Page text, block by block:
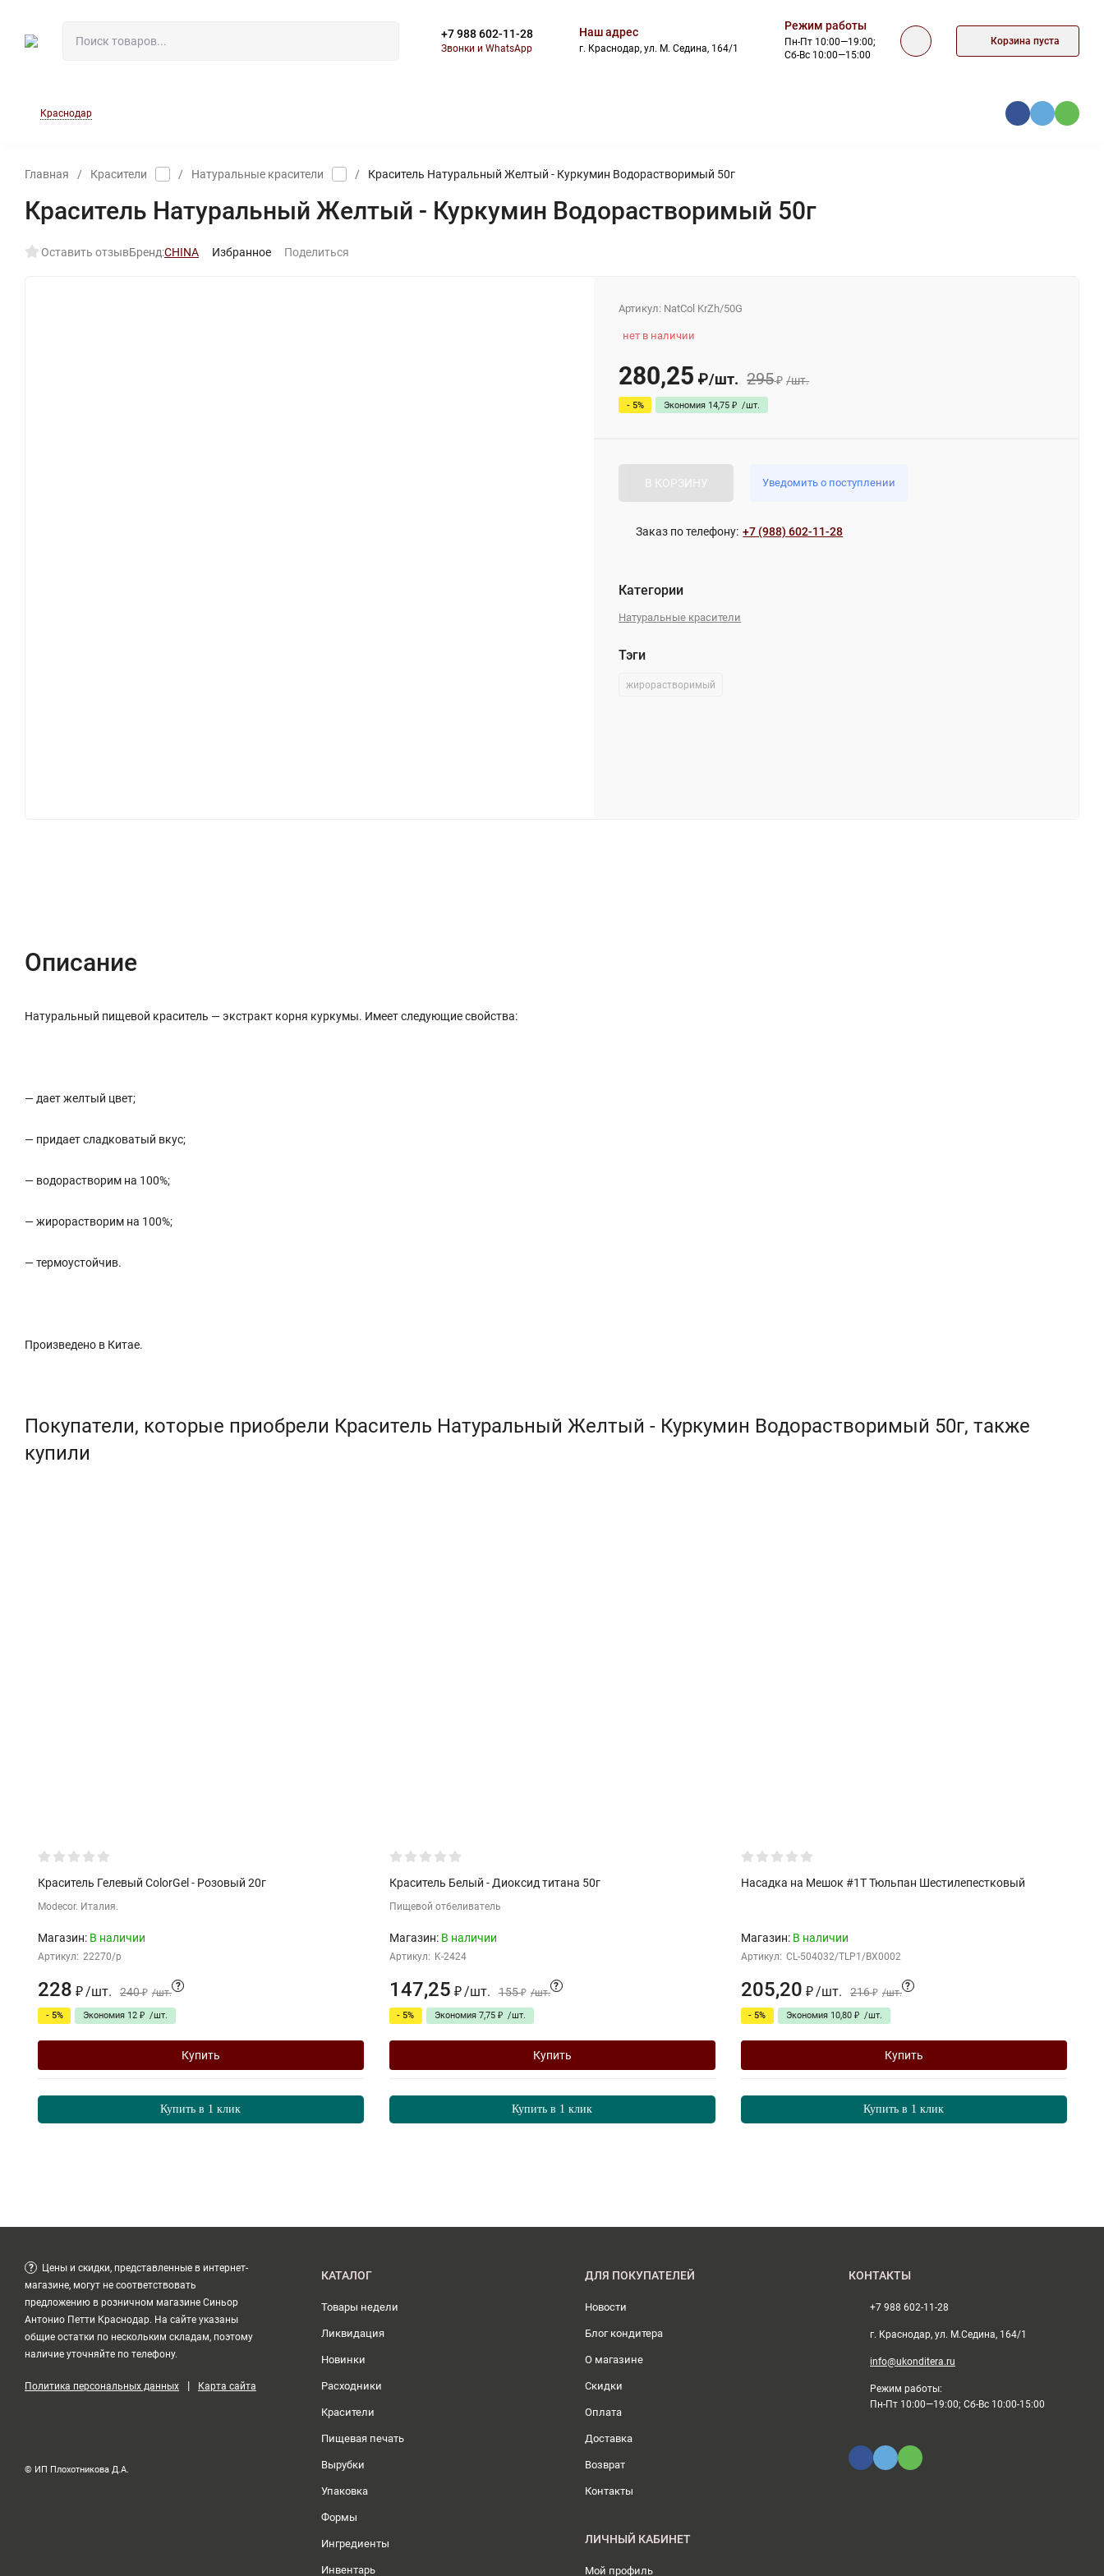
+7 988 602-11-28
Звонки и WhatsApp
Наш адрес
г. Краснодар, ул. М. Седина, 164/1
Режим работы
Пн-Пт 10:00—19:00;
Сб-Вс 10:00—15:00
Корзина пуста
Краснодар
Главная / Красители / Натуральные красители / Краситель Натуральный Желтый - Куркумин Водорастворимый 50г
Краситель Натуральный Желтый - Куркумин Водорастворимый 50г
Оставить отзывБренд:CHINA Избранное Поделиться
Артикул: NatCol KrZh/50G
нет в наличии
280,25 ₽/шт. 295₽ /шт.
- 5% Экономия 14,75 ₽ /шт.
В КОРЗИНУ Уведомить о поступлении
Заказ по телефону: +7 (988) 602-11-28
Категории
Натуральные красители
Тэги
жирорастворимый
Описание
Натуральный пищевой краситель — экстракт корня куркумы. Имеет следующие свойства:
— дает желтый цвет;
— придает сладковатый вкус;
— водорастворим на 100%;
— жирорастворим на 100%;
— термоустойчив.
Произведено в Китае.
Покупатели, которые приобрели Краситель Натуральный Желтый - Куркумин Водорастворимый 50г, также
купили
Краситель Гелевый ColorGel - Розовый 20г
Modecor. Италия.
Магазин: В наличии
Артикул: 22270/p
228 ₽/шт. 240 ₽ /шт.
?
- 5% Экономия 12 ₽ /шт.
Купить
Купить в 1 клик
Краситель Белый - Диоксид титана 50г
Пищевой отбеливатель
Магазин: В наличии
Артикул: K-2424
147,25 ₽/шт. 155 ₽ /шт.
?
- 5% Экономия 7,75 ₽ /шт.
Купить
Купить в 1 клик
Насадка на Мешок #1T Тюльпан Шестилепестковый
Магазин: В наличии
Артикул: CL-504032/TLP1/BX0002
205,20 ₽/шт. 216 ₽ /шт.
?
- 5% Экономия 10,80 ₽ /шт.
Купить
Купить в 1 клик
?
Цены и скидки, представленные в интернет-
магазине, могут не соответствовать
предложению в розничном магазине Синьор
Антонио Петти Краснодар. На сайте указаны
общие остатки по нескольким складам, поэтому
наличие уточняйте по телефону.
Политика персональных данных | Карта сайта
© ИП Плохотникова Д.А.
КАТАЛОГ
Товары недели
Ликвидация
Новинки
Расходники
Красители
Пищевая печать
Вырубки
Упаковка
Формы
Ингредиенты
Инвентарь
ДЛЯ ПОКУПАТЕЛЕЙ
Новости
Блог кондитера
О магазине
Скидки
Оплата
Доставка
Возврат
Контакты
ЛИЧНЫЙ КАБИНЕТ
Мой профиль
КОНТАКТЫ
+7 988 602-11-28
г. Краснодар, ул. М.Седина, 164/1
info@ukonditera.ru
Режим работы:
Пн-Пт 10:00—19:00; Сб-Вс 10:00-15:00